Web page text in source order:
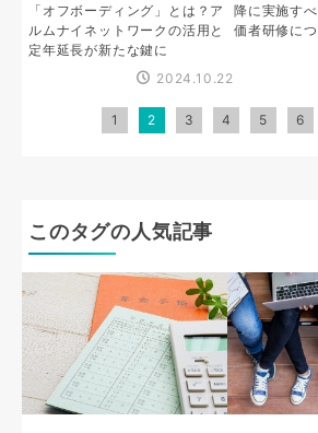
「オフボーディング」とは？ア
ルムナイネットワークの活用と
定年延長が新たな鍵に
2024.10.22
降に実施す
価者研修に
1 2 3 4 5 6
このタグの人気記事